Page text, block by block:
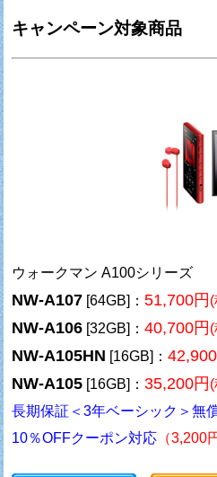
キャンペーン対象商品
ウォークマン A100シリーズ
NW-A107 [64GB]：51,700円
NW-A106 [32GB]：40,700円
NW-A105HN [16GB]：
NW-A105 [16GB]：35,200円
長期保証＜3年ベーシック＞無
10％OFFクーポン対応 （3,200